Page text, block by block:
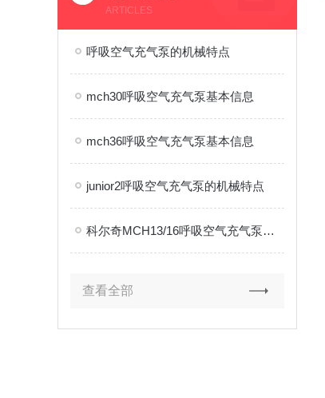
ARTICLES
呼吸空气充气泵的机械特点
mch30呼吸空气充气泵基本信息
mch36呼吸空气充气泵基本信息
junior2呼吸空气充气泵的机械特点
科尔奇MCH13/16呼吸空气充气泵产品简述
查看全部